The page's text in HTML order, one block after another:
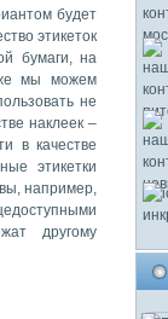
будет
этикеток
бумаги, на
же мы можем
не
наклеек –
в качестве
этикетки
например,
другому